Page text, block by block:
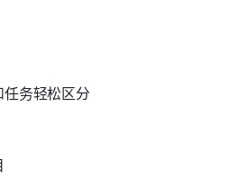
务轻松区分